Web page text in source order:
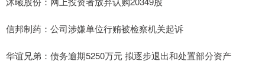
信邦制药：公司涉嫌单位行贿被检察机关起诉
华谊兄弟：债务逾期5250万元 拟逐步退出和处置部分资产